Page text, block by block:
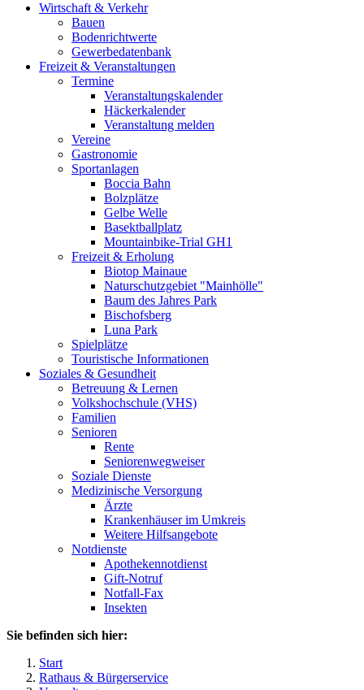
Wirtschaft & Verkehr
Bauen
Bodenrichtwerte
Gewerbedatenbank
Freizeit & Veranstaltungen
Termine
Veranstaltungskalender
Häckerkalender
Veranstaltung melden
Vereine
Gastronomie
Sportanlagen
Boccia Bahn
Bolzplätze
Gelbe Welle
Basektballplatz
Mountainbike-Trial GH1
Freizeit & Erholung
Biotop Mainaue
Naturschutzgebiet "Mainhölle"
Baum des Jahres Park
Bischofsberg
Luna Park
Spielplätze
Touristische Informationen
Soziales & Gesundheit
Betreuung & Lernen
Volkshochschule (VHS)
Familien
Senioren
Rente
Seniorenwegweiser
Soziale Dienste
Medizinische Versorgung
Ärzte
Krankenhäuser im Umkreis
Weitere Hilfsangebote
Notdienste
Apothekennotdienst
Gift-Notruf
Notfall-Fax
Insekten
Sie befinden sich hier:
Start
Rathaus & Bürgerservice